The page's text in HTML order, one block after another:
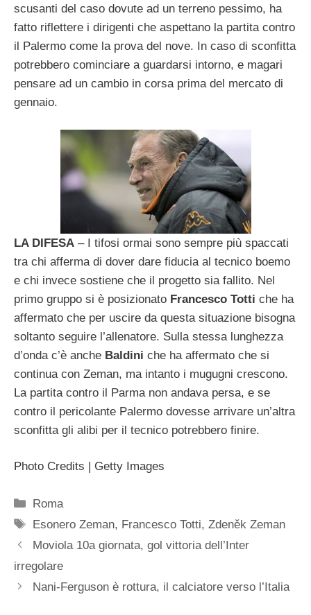
scusanti del caso dovute ad un terreno pessimo, ha
fatto riflettere i dirigenti che aspettano la partita contro
il Palermo come la prova del nove. In caso di sconfitta
potrebbero cominciare a guardarsi intorno, e magari
pensare ad un cambio in corsa prima del mercato di
gennaio.
LA DIFESA – I tifosi ormai sono sempre più spaccati
tra chi afferma di dover dare fiducia al tecnico boemo
e chi invece sostiene che il progetto sia fallito. Nel
primo gruppo si è posizionato Francesco Totti che ha
affermato che per uscire da questa situazione bisogna
soltanto seguire l’allenatore. Sulla stessa lunghezza
d’onda c’è anche Baldini che ha affermato che si
continua con Zeman, ma intanto i mugugni crescono.
La partita contro il Parma non andava persa, e se
contro il pericolante Palermo dovesse arrivare un’altra
sconfitta gli alibi per il tecnico potrebbero finire.
Photo Credits | Getty Images
Categorie
Roma
Tag
Esonero Zeman, Francesco Totti,Zdeněk Zeman
Moviola 10a giornata, gol vittoria dell’Inter
irregolare
Nani-Ferguson è rottura, il calciatore verso l’Italia